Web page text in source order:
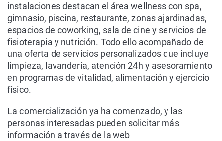
instalaciones destacan el área wellness con spa,
gimnasio, piscina, restaurante, zonas ajardinadas,
espacios de coworking, sala de cine y servicios de
fisioterapia y nutrición. Todo ello acompañado de
una oferta de servicios personalizados que incluye
limpieza, lavandería, atención 24h y asesoramiento
en programas de vitalidad, alimentación y ejercicio
físico.
La comercialización ya ha comenzado, y las
personas interesadas pueden solicitar más
información a través de la web